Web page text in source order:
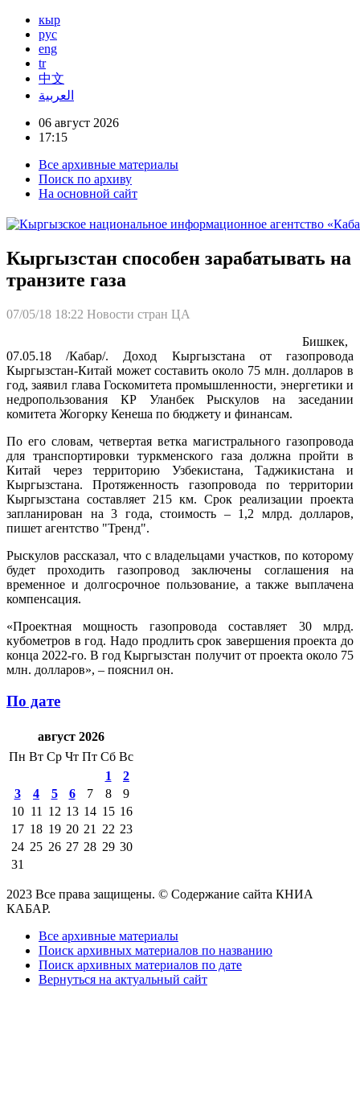
кыр
рус
eng
tr
中文
العربية
06 август 2026
17:15
Все архивные материалы
Поиск по архиву
На основной сайт
Кыргызстан способен зарабатывать на
транзите газа
07/05/18 18:22 Новости стран ЦА
Бишкек,
07.05.18 /Кабар/. Доход Кыргызстана от газопровода
Кыргызстан-Китай может составить около 75 млн. долларов в
год, заявил глава Госкомитета промышленности, энергетики и
недропользования КР Уланбек Рыскулов на заседании
комитета Жогорку Кенеша по бюджету и финансам.
По его словам, четвертая ветка магистрального газопровода
для транспортировки туркменского газа должна пройти в
Китай через территорию Узбекистана, Таджикистана и
Кыргызстана. Протяженность газопровода по территории
Кыргызстана составляет 215 км. Срок реализации проекта
запланирован на 3 года, стоимость – 1,2 млрд. долларов,
пишет агентство "Тренд".
Рыскулов рассказал, что с владельцами участков, по которому
будет проходить газопровод заключены соглашения на
временное и долгосрочное пользование, а также выплачена
компенсация.
«Проектная мощность газопровода составляет 30 млрд.
кубометров в год. Надо продлить срок завершения проекта до
конца 2022-го. В год Кыргызстан получит от проекта около 75
млн. долларов», – пояснил он.
По дате
август 2026
Пн Вт Ср Чт Пт Сб Вс
1
2
3
4 5 6 7 8
9
10 11 12 13 14 15 16
17 18 19 20 21 22 23
24 25 26 27 28 29 30
31
2023 Все права защищены. © Содержание сайта КНИА
КАБАР.
Все архивные материалы
Поиск архивных материалов по названию
Поиск архивных материалов по дате
Вернуться на актуальный сайт